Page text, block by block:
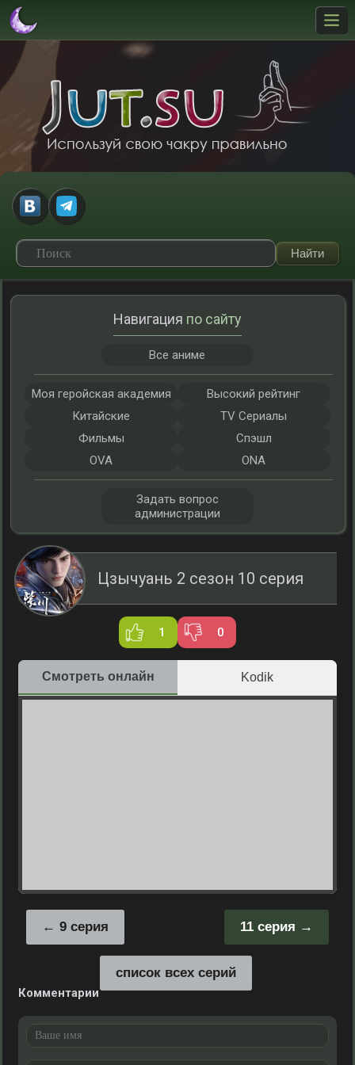
Цзычуань 2 сезон 10 серия
1 0
Смотреть онлайн Kodik
11 серия
9 серия
список всех серий
Комментарии
Навигация по сайту
Все аниме
Моя геройская академия
Высокий рейтинг
Китайские
TV Сериалы
Фильмы
Спэшл
OVA
ONA
Задать вопрос
администрации